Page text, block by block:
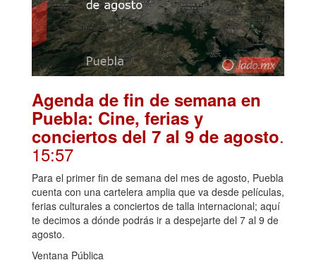
Agenda de fin de semana en
Puebla: Cine, ferias y
conciertos del 7 al 9 de agosto.
15:57
Para el primer fin de semana del mes de agosto, Puebla
cuenta con una cartelera amplia que va desde películas,
ferias culturales a conciertos de talla internacional; aquí
te decimos a dónde podrás ir a despejarte del 7 al 9 de
agosto.
Ventana Pública